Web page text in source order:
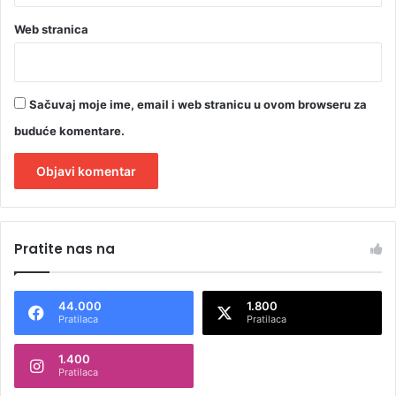
Web stranica
Sačuvaj moje ime, email i web stranicu u ovom browseru za
buduće komentare.
t
n
t
Pratite nas na
44.000
Pratilaca
1.800
Pratilaca
1.400
Pratilaca